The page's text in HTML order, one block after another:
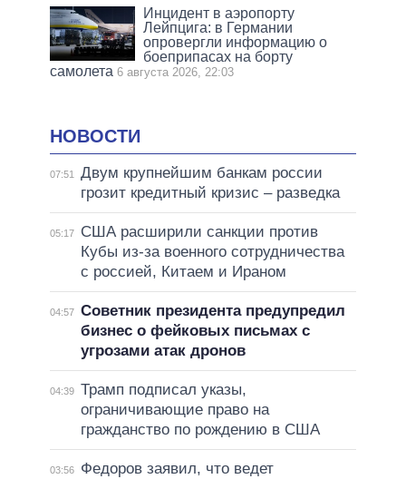
Инцидент в аэропорту
Лейпцига: в Германии
опровергли информацию о
боеприпасах на борту
самолета 6 августа 2026, 22:03
НОВОСТИ
07:51
Двум крупнейшим банкам россии
грозит кредитный кризис – разведка
05:17
США расширили санкции против
Кубы из-за военного сотрудничества
с россией, Китаем и Ираном
04:57 Советник президента предупредил
бизнес о фейковых письмах с
угрозами атак дронов
04:39 Трамп подписал указы,
ограничивающие право на
гражданство по рождению в США
03:56
Федоров заявил, что ведет